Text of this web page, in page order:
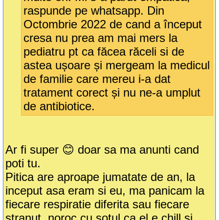
raspunde pe whatsapp. Din
Octombrie 2022 de cand a început
cresa nu prea am mai mers la
pediatru pt ca făcea răceli si de
astea ușoare și mergeam la medicul
de familie care mereu i-a dat
tratament corect și nu ne-a umplut
de antibiotice.
Ar fi super 😊 doar sa ma anunti cand
poti tu.
Pitica are aproape jumatate de an, la
inceput asa eram si eu, ma panicam la
fiecare respiratie diferita sau fiecare